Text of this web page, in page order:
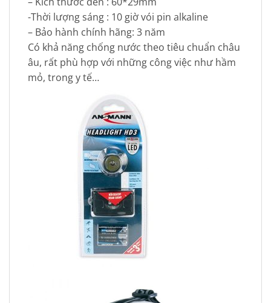
-Thời lượng sáng : 10 giờ vói pin alkaline
– Bảo hành chính hãng: 3 năm
Có khả năng chống nước theo tiêu chuẩn châu
âu, rất phù hợp với những công việc như hầm
mỏ, trong y tế…